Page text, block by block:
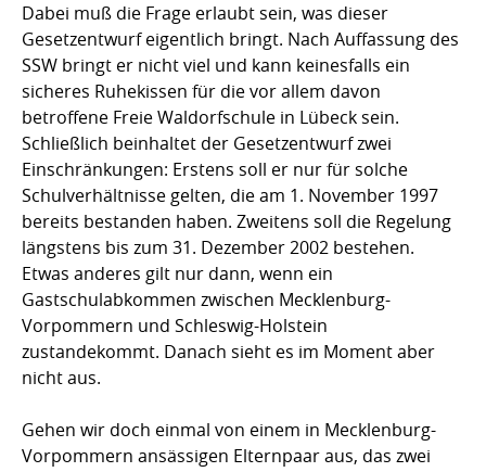
Dabei muß die Frage erlaubt sein, was dieser
Gesetzentwurf eigentlich bringt. Nach Auffassung des
SSW bringt er nicht viel und kann keinesfalls ein
sicheres Ruhekissen für die vor allem davon
betroffene Freie Waldorfschule in Lübeck sein.
Schließlich beinhaltet der Gesetzentwurf zwei
Einschränkungen: Erstens soll er nur für solche
Schulverhältnisse gelten, die am 1. November 1997
bereits bestanden haben. Zweitens soll die Regelung
längstens bis zum 31. Dezember 2002 bestehen.
Etwas anderes gilt nur dann, wenn ein
Gastschulabkommen zwischen Mecklenburg-
Vorpommern und Schleswig-Holstein
zustandekommt. Danach sieht es im Moment aber
nicht aus.
Gehen wir doch einmal von einem in Mecklenburg-
Vorpommern ansässigen Elternpaar aus, das zwei